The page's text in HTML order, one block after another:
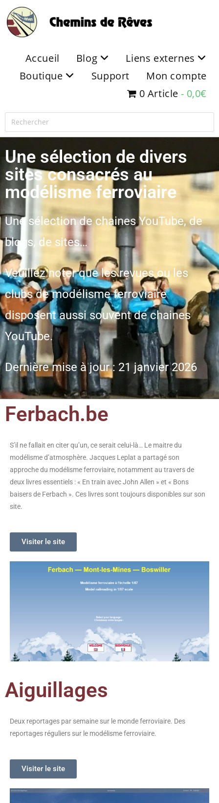
Accueil Blog
Liens externes
Boutique
Support
Mon compte
0 Article
0,0€
Une sélection de divers
sites consacrés au
modélisme ferroviaire
Une sélection de chaines YouTube, de
blogs, de sites…
Veuillez noter que les revues ou les
clubs de modélisme ferroviaire
disposent aussi souvent de chaines
YouTube.
Dernière mise à jour : 21 janvier 2026
Ferbach.be
S’il ne fallait en citer qu’un, ce serait celui-là… Le maitre du
modélisme d’atmosphère. Jacques Leplat a partagé son
approche du modélisme ferroviaire, notamment au travers de
deux livres essentiels : « En train avec John Allen » et « Bons
baisers de Ferbach ». Ces livres sont toujours disponibles sur son
site.
Visiter le site
Aiguillages
Deux reportages par semaine sur le monde ferroviaire. Des
reportages réguliers sur le modélisme ferroviaire.
Visiter le site